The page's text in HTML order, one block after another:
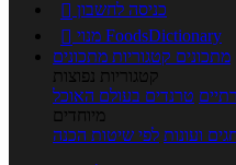
 כניסה לחשבון

מנוי FoodsDictionary
מתכונים קטגוריות מתכונים
קטגוריות נפוצות
טרנדים בעולם האוכל
מיוחדים
ועונות לפי שיטות הכנה